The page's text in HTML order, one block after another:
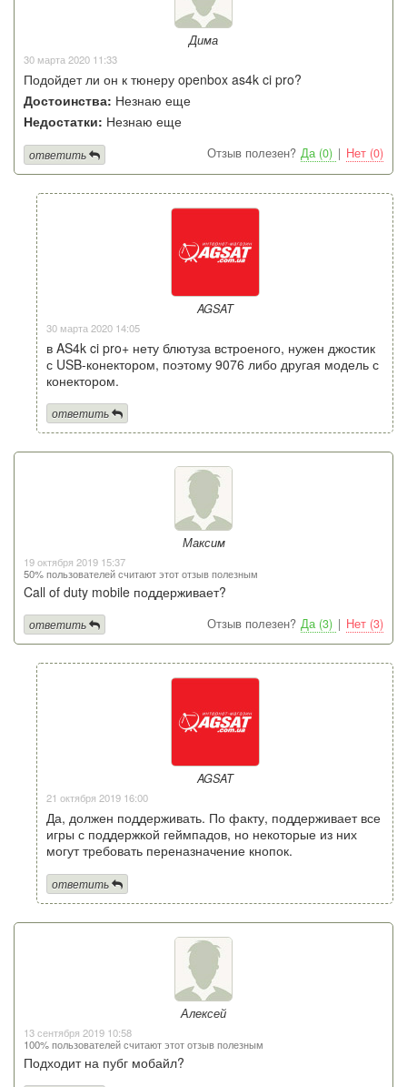
Дима
30 марта 2020 11:33
Подойдет ли он к тюнеру openbox as4k ci pro?
Достоинства: Незнаю еще
Недостатки: Незнаю еще
Отзыв полезен? Да (0) | Нет (0)
ответить
AGSAT
30 марта 2020 14:05
в AS4k ci pro+ нету блютуза встроеного, нужен джостик
с USB-конектором, поэтому 9076 либо другая модель с
конектором.
ответить
Максим
19 октября 2019 15:37
50% пользователей считают этот отзыв полезным
Call of duty mobile поддерживает?
Отзыв полезен? Да (3) | Нет (3)
ответить
AGSAT
21 октября 2019 16:00
Да, должен поддерживать. По факту, поддерживает все
игры с поддержкой геймпадов, но некоторые из них
могут требовать переназначение кнопок.
ответить
Алексей
13 сентября 2019 10:58
100% пользователей считают этот отзыв полезным
Подходит на пубг мобайл?